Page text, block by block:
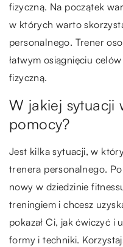
fizyczną. Na początek
w których warto
personalnego. Trener
łatwym osiągnięciu
fizyczną.
W jakiej sytuacji
pomocy?
Jest kilka sytuacji, w
trenera personalnego.
nowy w dziedzinie
treningiem i chcesz
pokazał Ci, jak ćwiczyć i
formy i techniki.